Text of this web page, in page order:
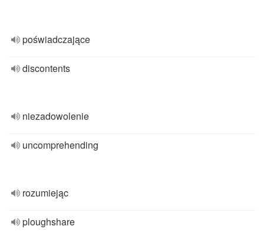
poświadczające
discontents
niezadowolenie
uncomprehending
rozumiejąc
ploughshare